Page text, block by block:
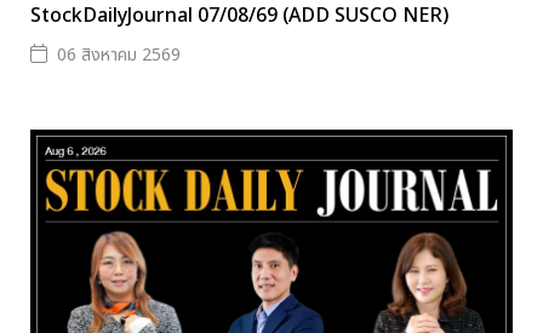
StockDailyJournal 07/08/69 (ADD SUSCO NER)
06 สิงหาคม 2569